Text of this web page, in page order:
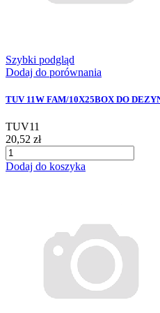
Szybki podgląd
Dodaj do porównania
TUV 11W FAM/10X25BOX DO
TUV11
20,52 zł
Dodaj do koszyka